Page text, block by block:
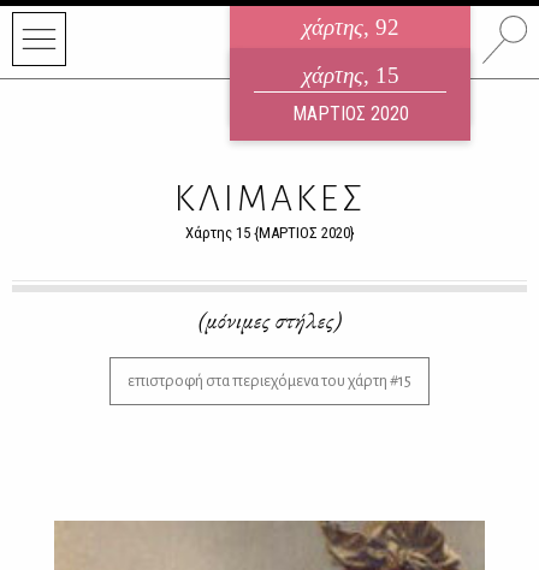
χάρτης, 92
ηλεκτρονικό περιοδικό
ΑΥΓΟΥΣΤΟΣ 2026
χάρτης, 15
ΜΑΡΤΙΟΣ 2020
ΚΛΙΜΑΚΕΣ
Χάρτης 15 {ΜΑΡΤΙΟΣ 2020}
(μόνιμες στήλες)
επιστροφή στα περιεχόμενα του χάρτη #15